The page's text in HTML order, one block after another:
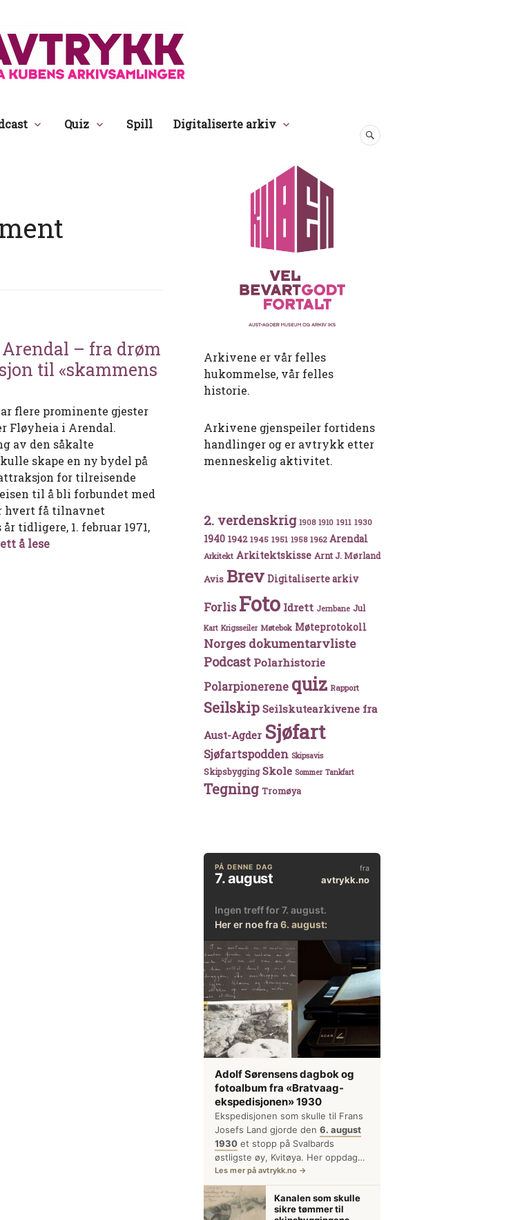
Avtrykk
Quiz Spill
Digitaliserte arkiv
SØK
– fra drøm
til «skammens
flere prominente gjester
Fløyheia i Arendal.
av den såkalte
skape en ny bydel på
for tilreisende
til å bli forbundet med
hvert få tilnavnet
tidligere, 1. februar 1971,
å leseTunnelheisen i Arendal – fra drøm om turistattraksjon til «skammens heis»
Arkivene er vår felles
hukommelse, vår felles
historie.
Arkivene gjenspeiler fortidens
handlinger og er avtrykk etter
menneskelig aktivitet.
2. verdenskrig 1908 1910 1911 1930
1940 1942 1945 1951 1958 1962 Arendal
Arkitekt Arkitektskisse Arnt J. Mørland
Avis Brev Digitaliserte arkiv
Forlis Foto Idrett Jernbane Jul
Kart Krigsseiler Møtebok Møteprotokoll
Norges dokumentarvliste
Podcast Polarhistorie
Polarpionerene quiz Rapport
Seilskip Seilskutearkivene fra
Aust-Agder Sjøfart
Sjøfartspodden Skipsavis
Skipsbygging Skole Sommer Tankfart
Tegning Tromøya